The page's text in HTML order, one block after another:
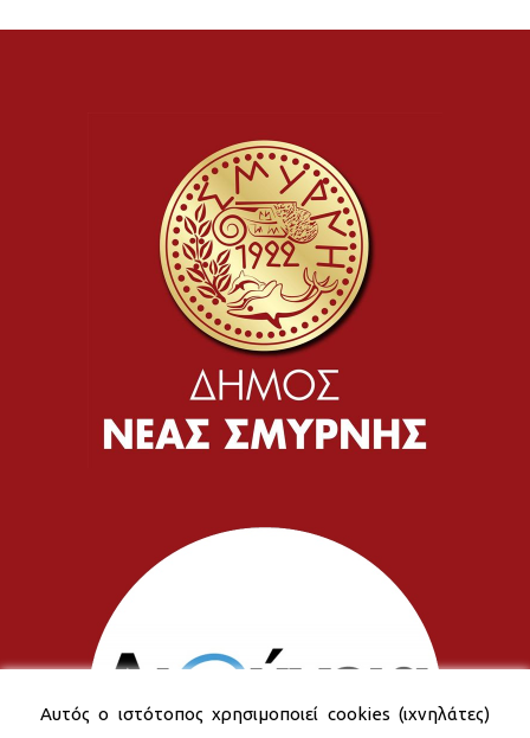
Αυτός ο ιστότοπος χρησιμοποιεί cookies (ιχνηλάτες)